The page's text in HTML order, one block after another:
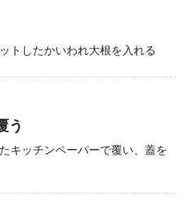
トしたかいわれ大根を入れる
う
キッチンペーパーで覆い、蓋を